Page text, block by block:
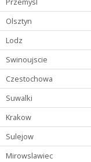
Olsztyn
Lodz
Swinoujscie
Czestochowa
Suwalki
Krakow
Sulejow
Mirowslawiec